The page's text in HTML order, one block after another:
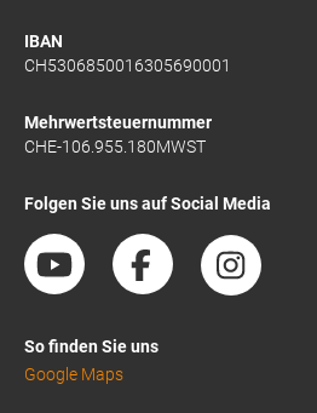
IBAN
CH5306850016305690001
Mehrwertsteuernummer
CHE-106.955.180MWST
Folgen Sie uns auf Social Media
So finden Sie uns
Google Maps